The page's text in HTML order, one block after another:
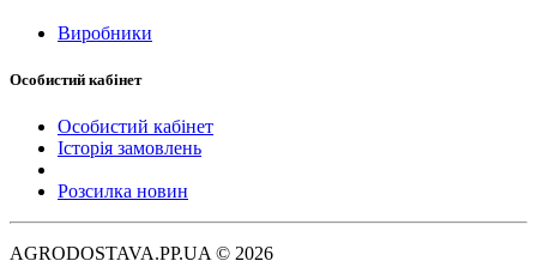
Виробники
Особистий кабінет
Особистий кабінет
Історія замовлень
Розсилка новин
AGRODOSTAVA.PP.UA © 2026